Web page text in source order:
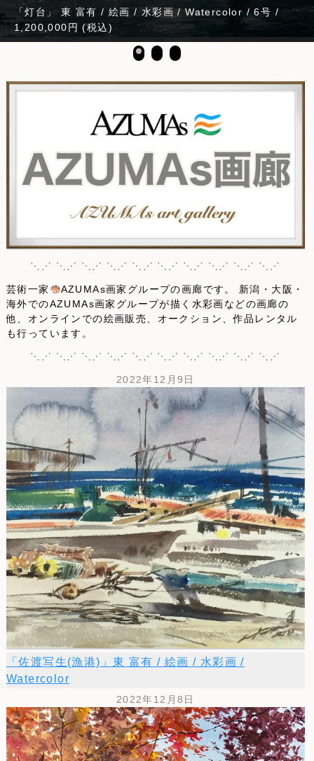
「灯台」 東 富有 / 絵画 / 水彩画 / Watercolor / 6号 /
1,200,000円 (税込)
⋱⋰ ⋱⋰ ⋱⋰ ⋱⋰ ⋱⋰ ⋱⋰ ⋱⋰ ⋱⋰ ⋱⋰ ⋱⋰
芸術一家
AZUMAs画家グループの画廊です。 新潟・大阪・
海外でのAZUMAs画家グループが描く水彩画などの画廊の
他、オンラインでの絵画販売、オークション、作品レンタル
も行っています。
⋱⋰ ⋱⋰ ⋱⋰ ⋱⋰ ⋱⋰ ⋱⋰ ⋱⋰ ⋱⋰ ⋱⋰ ⋱⋰
2022年12月9日
「佐渡写生(漁港)」東 富有 / 絵画 / 水彩画 /
Watercolor
2022年12月8日